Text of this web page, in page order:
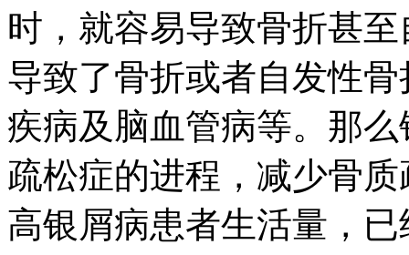
时，就容易导致骨折甚
导致了骨折或者自发性
疾病及脑血管病等。那
疏松症的进程，减少骨
高银屑病患者生活量，